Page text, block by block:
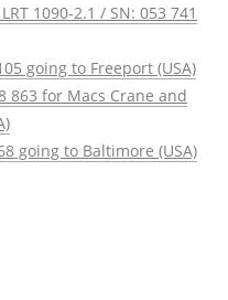
1090-2.1 / SN: 053 741
going to Freeport (USA)
863 for Macs Crane and
going to Baltimore (USA)